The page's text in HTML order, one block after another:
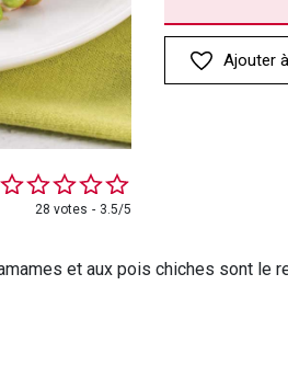
28 votes 3.5/5
Ajouter
et aux pois chiches sont le